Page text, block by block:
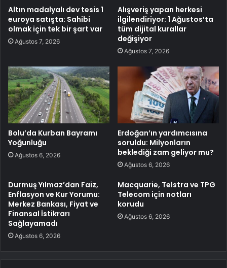
Altın madalyalı dev tesis 1
euroya satışta: Sahibi
olmak için tek bir şart var
Ağustos 7, 2026
Alışveriş yapan herkesi
ilgilendiriyor: 1 Ağustos’ta
tüm dijital kurallar
değişiyor
Ağustos 7, 2026
Bolu’da Kurban Bayramı
Yoğunluğu
Ağustos 6, 2026
Erdoğan’ın yardımcısına
soruldu: Milyonların
beklediği zam geliyor mu?
Ağustos 6, 2026
Durmuş Yılmaz’dan Faiz,
Enflasyon ve Kur Yorumu:
Merkez Bankası, Fiyat ve
Finansal İstikrarı
Sağlayamadı
Ağustos 6, 2026
Macquarie, Telstra ve TPG
Telecom için notları
korudu
Ağustos 6, 2026